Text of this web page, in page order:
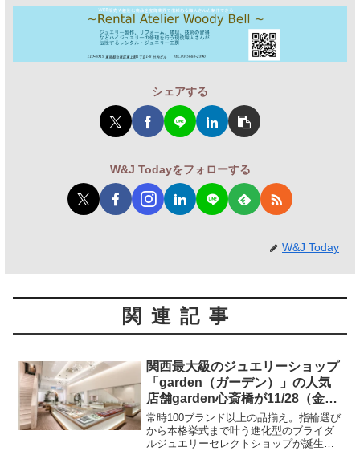
シェアする
W&J Todayをフォローする
W&J Today
関連記事
関西最大級のジュエリーショップ
「garden（ガーデン）」の人気
店舗garden心斎橋が11/28（金）
移転リニューアルオープン！グル
ープ店最大の広さを誇り、館内に
専用チャペル併設で結婚式にも対
常時100ブランド以上の品揃え。指輪選び
から本格挙式まで叶う進化型のブライダ
ルジュエリーセレクトショップが誕生！